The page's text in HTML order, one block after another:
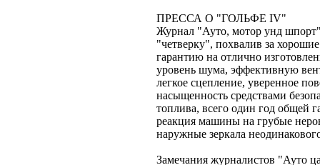
ПРЕССА О "ГОЛЬФЕ IV"
Журнал "Ауто, мотор унд
"четверку", похвалив за
гарантию на отлично
уровень шума, эффективную
легкое сцепление, уверенное
насыщенность средствами
топлива, всего один год общей
реакция машины на грубые
наружные зеркала
Замечания журналистов "Ауто